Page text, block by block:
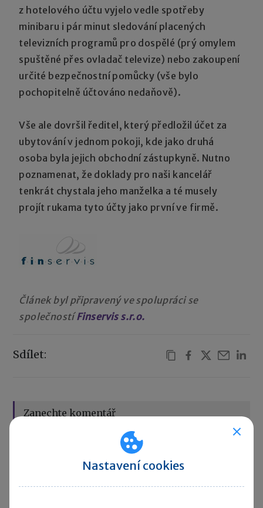
z hotelového účtu vyjelo vedle spotřeby
minibaru i pár minut sledování placených
televizních programů pro dospělé (prý omylem
spuštěné přes ovladač televize) nebo zakoupení
určité bezpečnostní pomůcky (vše bylo
pochopitelně účtováno nedaňově).
Vše ale dovršil ředitel, který předložil účet za
ubytování v jednom pokoji, kde jako druhá
osoba byla jejich obchodní zástupkyně. Nutno
poznamenat, že doklady pro naši kancelář
tenkrát chystala jeho manželka a té musely
projít rukama tyto účty jako první ve firmě.
Článek byl připravený ve spolupráci se
společností Finservis s.r.o.
Sdílet:
Zanechte komentář
Diskuse neslouží jako právní, daňová či účetní poradna. Je
vyhrazena pro vzájemnou komunikaci čtenářů.
Pro přidání komentáře sepřihlaste.
Nastavení cookies